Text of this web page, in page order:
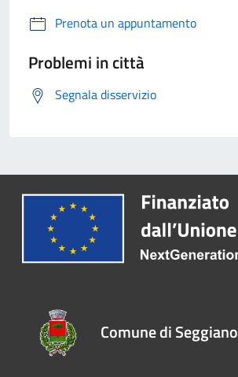
Prenota un appuntamento
Problemi in città
Segnala disservizio
Comune di Seggiano